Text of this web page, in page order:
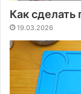
Как сделать
19.03.2026